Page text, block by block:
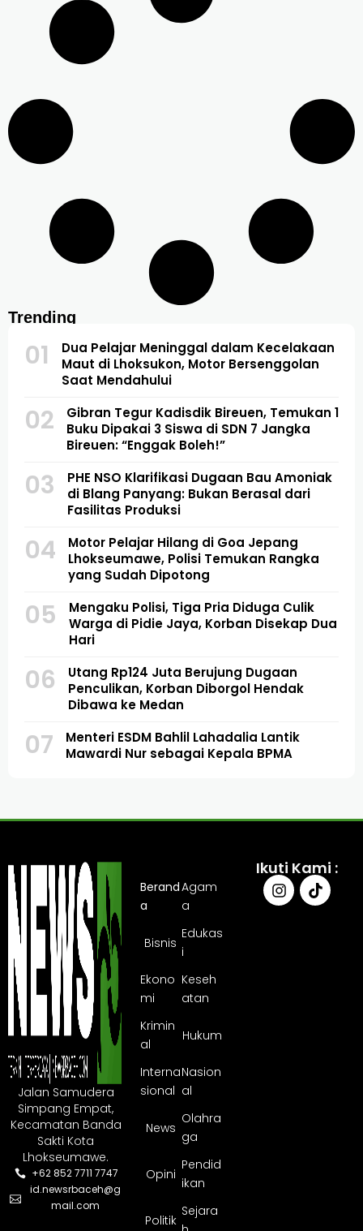
Trending
01
Dua Pelajar Meninggal dalam Kecelakaan
Maut di Lhoksukon, Motor Bersenggolan
Saat Mendahului
02
Gibran Tegur Kadisdik Bireuen, Temukan 1
Buku Dipakai 3 Siswa di SDN 7 Jangka
Bireuen: “Enggak Boleh!”
03
PHE NSO Klarifikasi Dugaan Bau Amoniak
di Blang Panyang: Bukan Berasal dari
Fasilitas Produksi
04
Motor Pelajar Hilang di Goa Jepang
Lhokseumawe, Polisi Temukan Rangka
yang Sudah Dipotong
05
Mengaku Polisi, Tiga Pria Diduga Culik
Warga di Pidie Jaya, Korban Disekap Dua
Hari
06
Utang Rp124 Juta Berujung Dugaan
Penculikan, Korban Diborgol Hendak
Dibawa ke Medan
07
Menteri ESDM Bahlil Lahadalia Lantik
Mawardi Nur sebagai Kepala BPMA
Jalan Samudera
Simpang Empat,
Kecamatan Banda
Sakti Kota
Lhokseumawe.
+62 852 7711 7747
id.newsrbaceh@g
mail.com
Berand
a
Agam
a
Bisnis
Edukas
i
Ekono
mi
Keseh
atan
Krimin
al
Hukum
Interna
sional
Nasion
al
News
Olahra
ga
Opini
Pendid
ikan
Politik
Sejara
Ikuti Kami :